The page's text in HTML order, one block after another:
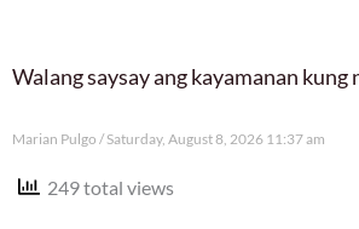
Walang saysay ang kayamanan
Marian Pulgo Saturday, August 8, 2026 11:37 am
249 total views